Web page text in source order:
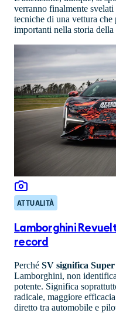
verranno finalmente
tecniche di una vettura
importanti nella storia della
ATTUALITÀ
Lamborghini
record
Perché SV significa Super
Lamborghini, non
potente. Significa
radicale, maggiore
diretto tra automobile e